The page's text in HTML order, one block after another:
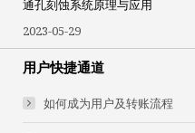
通孔刻蚀系统原理与应用
2023-05-29
用户快捷通道
如何成为用户及转账流程